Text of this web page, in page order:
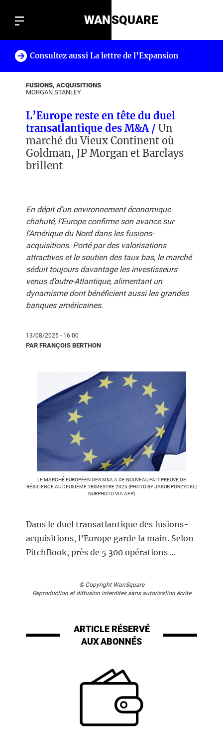
WANSQUARE
Consultez aussi La lettre de l’Expansion
FUSIONS, ACQUISITIONS
MORGAN STANLEY
L’Europe reste en tête du duel
transatlantique des M&A / Un
marché du Vieux Continent où
Goldman, JP Morgan et Barclays
brillent
En dépit d’un environnement économique
chahuté, l’Europe confirme son avance sur
l’Amérique du Nord dans les fusions-
acquisitions. Porté par des valorisations
attractives et le soutien des taux bas, le marché
séduit toujours davantage les investisseurs
venus d’outre-Atlantique, alimentant un
dynamisme dont bénéficient aussi les grandes
banques américaines.
13/08/2025 - 16:00
PAR FRANÇOIS BERTHON
LE MARCHÉ EUROPÉEN DES M&A A DE NOUVEAU FAIT PREUVE DE
RÉSILIENCE AU DEUXIÈME TRIMESTRE 2025 (PHOTO BY JAKUB PORZYCKI /
NURPHOTO VIA AFP)
Dans le duel transatlantique des fusions-
acquisitions, l’Europe garde la main. Selon
PitchBook, près de 5 300 opérations ...
© Copyright WanSquare
Reproduction et diffusion interdites sans autorisation écrite
ARTICLE RÉSERVÉ
AUX ABONNÉS